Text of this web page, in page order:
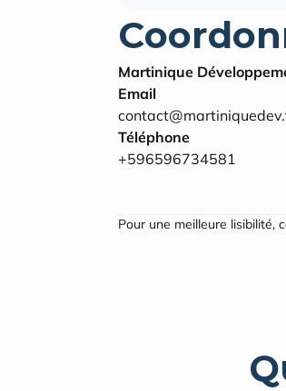
Martinique
Email
Téléphone
+596596734581
Pour une meilleure lisibilité,